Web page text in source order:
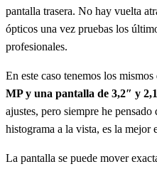
pantalla trasera. No hay vuelta
ópticos una vez pruebas los
profesionales.
En este caso tenemos los
MP y una pantalla de 3,2″ y
ajustes, pero siempre he
histograma a la vista, es la mejor
La pantalla se puede mover